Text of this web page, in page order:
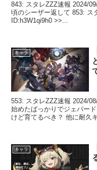
843: スタレZZZ速報 2024/
頃のシーザー返して 853: ス
ID:h3W1qi9h0 >>...
キャラ
553: スタレZZZ速報 2024/
始めたばっかりでジェパー
けど育てるべき？ 他に耐久
キャラ